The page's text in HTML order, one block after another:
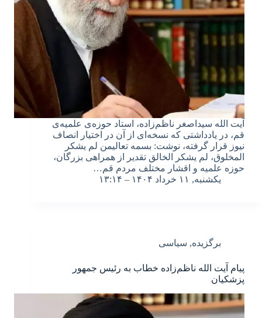
آیت الله سیداصغر ناظم‌زاده، استاد حوزه‌ی علمیه‌ی
قم، در یادداشتی که نسخه‌ای از آن در اختیار انصاف
نیوز قرار گرفته، نوشت: بسمه تعالیمن لم یشکر
المخلوق، لم یشکر الخالق تقدیر از همراهی بزرگان،
حوزه علمیه و اقشار مختلف مردم قم…
یکشنبه, ۱۱ خرداد ۱۴۰۴ – ۱۳:۱۴
برگزیده, سیاسی
پیام آیت الله ناظم‌زاده خطاب به رئیس جمهور
پزشکیان